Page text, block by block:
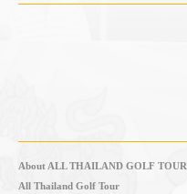
About ALL THAILAND GOLF TOUR
All Thailand Golf Tour